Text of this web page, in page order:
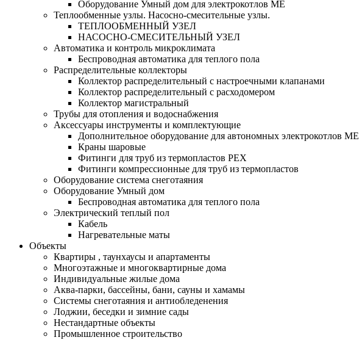
Оборудование Умный дом для электрокотлов МЕ
Теплообменные узлы. Насосно-смесительные узлы.
ТЕПЛООБМЕННЫЙ УЗЕЛ
НАСОСНО-СМЕСИТЕЛЬНЫЙ УЗЕЛ
Автоматика и контроль микроклимата
Беспроводная автоматика для теплого пола
Распределительные коллекторы
Коллектор распределительный с настроечными клапанами
Коллектор распределительный с расходомером
Коллектор магистральный
Трубы для отопления и водоснабжения
Аксессуары инструменты и комплектующие
Дополнительное оборудование для автономных электрокотлов МЕ
Краны шаровые
Фитинги для труб из термопластов PEX
Фитинги компрессионные для труб из термопластов
Оборудование система снеготаяния
Оборудование Умный дом
Беспроводная автоматика для теплого пола
Электрический теплый пол
Кабель
Нагревательные маты
Объекты
Квартиры , таунхаусы и апартаменты
Многоэтажные и многоквартирные дома
Индивидуальные жилые дома
Аква-парки, бассейны, бани, сауны и хамамы
Системы снеготаяния и антиобледенения
Лоджии, беседки и зимние сады
Нестандартные объекты
Промышленное строительство